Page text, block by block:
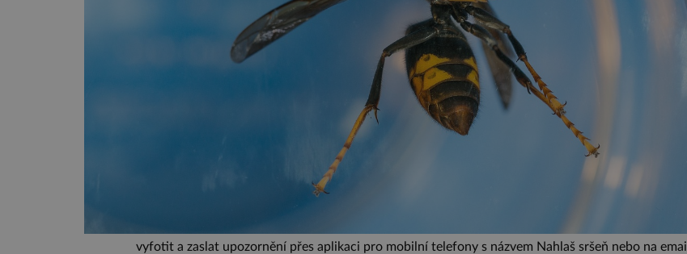
vyfotit a zaslat upozornění přes aplikaci pro mobilní telefony s názvem Nahlaš sršeň nebo na email